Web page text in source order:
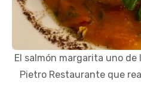
El salmón margarita uno de
Pietro Restaurante que